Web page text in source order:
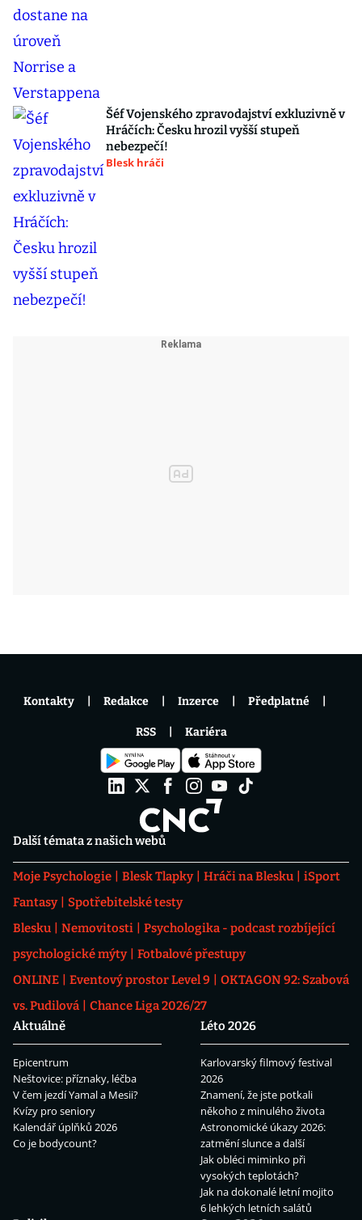
Šéf Vojenského zpravodajství exkluzivně v
Hráčích: Česku hrozil vyšší stupeň
nebezpečí!
Blesk hráči
Další témata z našich webů
Moje Psychologie Blesk Tlapky Hráči na Blesku
iSport
Fantasy
Spotřebitelské testy
Blesku
Nemovitosti
Psychologika - podcast rozbíjející
psychologické mýty
Fotbalové přestupy
ONLINE
Eventový prostor Level 9
OKTAGON 92: Szabová
vs. Pudilová
Chance Liga 2026/27
Aktuálně
Epicentrum
Neštovice: příznaky, léčba
V čem jezdí Yamal a Mesii?
Kvízy pro seniory
Kalendář úplňků 2026
Co je bodycount?
Léto 2026
Karlovarský filmový festival
2026
Znamení, že jste potkali
někoho z minulého života
Astronomické úkazy 2026:
zatmění slunce a další
Jak obléci miminko při
vysokých teplotách?
Jak na dokonalé letní mojito
6 lehkých letních salátů
Kontakty Redakce Inzerce Předplatné
RSS Kariéra